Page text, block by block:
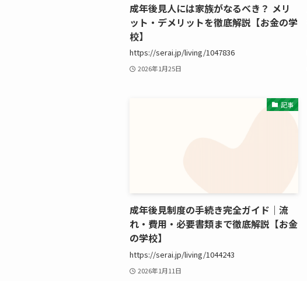
成年後見人には家族がなるべき？ メリ
ット・デメリットを徹底解説【お金の学
校】
https://serai.jp/living/1047836
2026年1月25日
記事
成年後見制度の手続き完全ガイド｜流
れ・費用・必要書類まで徹底解説【お金
の学校】
https://serai.jp/living/1044243
2026年1月11日